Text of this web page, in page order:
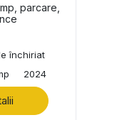
parcare,
închiriat
2024